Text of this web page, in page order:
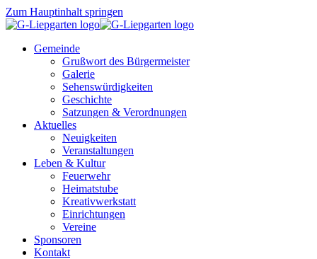
Zum Hauptinhalt springen
Gemeinde
Grußwort des Bürgermeister
Galerie
Sehenswürdigkeiten
Geschichte
Satzungen & Verordnungen
Aktuelles
Neuigkeiten
Veranstaltungen
Leben & Kultur
Feuerwehr
Heimatstube
Kreativwerkstatt
Einrichtungen
Vereine
Sponsoren
Kontakt